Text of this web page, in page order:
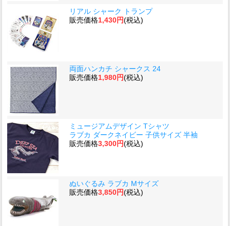
リアル シャーク トランプ
販売価格1,430円(税込)
両面ハンカチ シャークス 24
販売価格1,980円(税込)
ミュージアムデザイン Tシャツ
ラブカ ダークネイビー 子供サイズ 半袖
販売価格3,300円(税込)
ぬいぐるみ ラブカ Mサイズ
販売価格3,850円(税込)